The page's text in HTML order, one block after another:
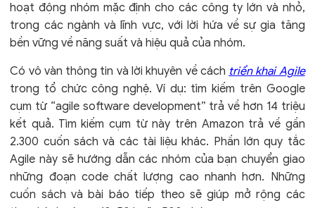
hoạt động nhóm mặc định cho các công ty lớn và nhỏ,
trong các ngành và lĩnh vực, với lời hứa về sự gia tăng
bền vững về năng suất và hiệu quả của nhóm.
Có vô vàn thông tin và lời khuyên về cách triển khai Agile
trong tổ chức công nghệ. Ví dụ: tìm kiếm trên Google
cụm từ “agile software development” trả về hơn 14 triệu
kết quả. Tìm kiếm cụm từ này trên Amazon trả về gần
2.300 cuốn sách và các tài liệu khác. Phần lớn quy tắc
Agile này sẽ hướng dẫn các nhóm của bạn chuyển giao
những đoạn code chất lượng cao nhanh hơn. Những
cuốn sách và bài báo tiếp theo sẽ giúp mở rộng các